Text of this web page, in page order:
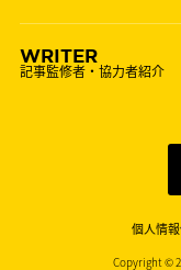
WRITER
記事監修者・協力者紹介
個人情
Copyright ©